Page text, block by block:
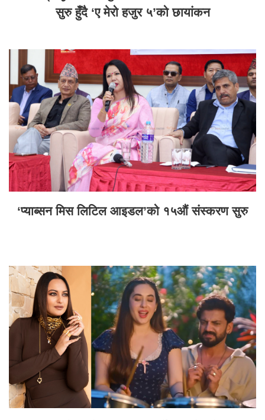
सुरु हुँदै ‘ए मेरो हजुर ५’को छायांकन
‘प्याब्सन मिस लिटिल आइडल’को १५औं संस्करण सुरु